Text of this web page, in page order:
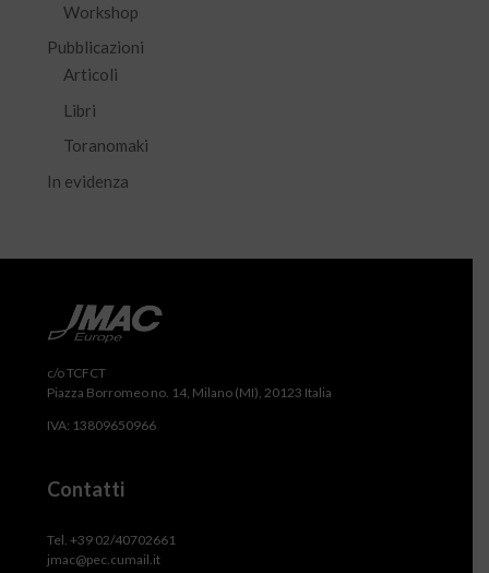
Workshop
Pubblicazioni
Articoli
Libri
Toranomaki
In evidenza
c/o TCFCT
Piazza Borromeo no. 14, Milano (MI), 20123 Italia
IVA: 13809650966
Contatti
Tel. +39 02/40702661
jmac@pec.cumail.it